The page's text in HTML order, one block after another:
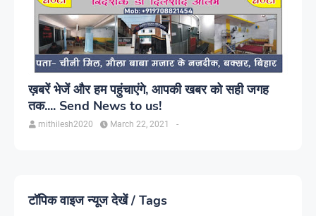
ख़बरें भेजें और हम पहुंचाएंगे, आपकी खबर को सही जगह
तक.... Send News to us!
mithilesh2020 -
March 22, 2021
टॉपिक वाइज न्यूज देखें / Tags